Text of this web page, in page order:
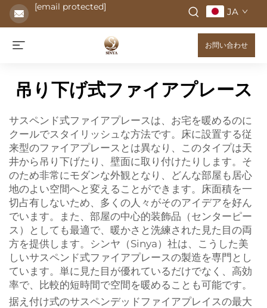
[email protected] JA
お問い合わせ
吊り下げ式ファイアプレース
サスペンド式ファイアプレースは、お宅を暖めるのに
クールでスタイリッシュな方法です。床に設置する従
来型のファイアプレースとは異なり、このタイプは天
井から吊り下げたり、壁面に取り付けたりします。そ
のため非常にモダンな外観となり、どんな部屋も居心
地のよい空間へと変えることができます。床面積を一
切占有しないため、多くの人々がそのアイデアを好ん
でいます。また、部屋の中心的装飾品（センターピー
ス）としても最適で、暖かさと洗練された見た目の両
方を提供します。シンヤ（Sinya）社は、こうした美
しいサスペンド式ファイアプレースの製造を専門とし
ています。単に見た目が優れているだけでなく、高効
率で、比較的短時間で空間を暖めることも可能です。
据え付け式のサスペンデッドファイアプレイスの最大